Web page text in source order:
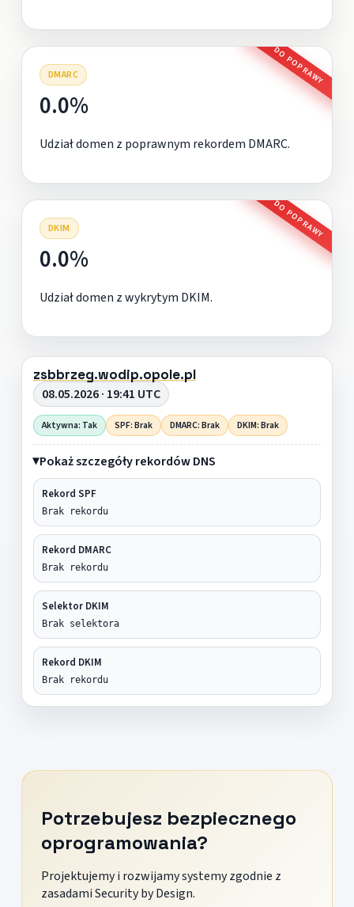
DMARC DO POPRAWY
0.0%
Udział domen z poprawnym rekordem DMARC.
DKIM DO POPRAWY
0.0%
Udział domen z wykrytym DKIM.
zsbbrzeg.wodip.opole.pl
08.05.2026 · 19:41 UTC
Aktywna: Tak SPF: Brak DMARC: Brak DKIM: Brak
Pokaż szczegóły rekordów DNS
Rekord SPF
Brak rekordu
Rekord DMARC
Brak rekordu
Selektor DKIM
Brak selektora
Rekord DKIM
Brak rekordu
Potrzebujesz bezpiecznego
oprogramowania?
Projektujemy i rozwijamy systemy zgodnie z
zasadami Security by Design.